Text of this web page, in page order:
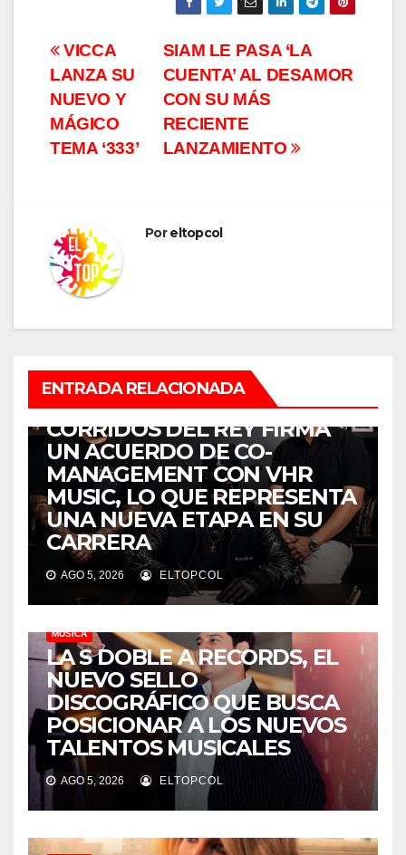
Navegación
de
entradas
SIAM LE PASA ‘LA
CUENTA’ AL DESAMOR
CON SU MÁS
RECIENTE
LANZAMIENTO
VICCA
LANZA SU
NUEVO Y
MÁGICO
TEMA ‘333’
Poreltopcol
ENTRADA RELACIONADA
CORRIDOS DEL REY FIRMA
UN ACUERDO DE CO-
MANAGEMENT CON VHR
MUSIC, LO QUE REPRESENTA
UNA NUEVA ETAPA EN SU
CARRERA
AGO 5, 2026 ELTOPCOL
MÚSICA
LA S DOBLE A RECORDS, EL
NUEVO SELLO
DISCOGRÁFICO QUE BUSCA
POSICIONAR A LOS NUEVOS
TALENTOS MUSICALES
AGO 5, 2026 ELTOPCOL